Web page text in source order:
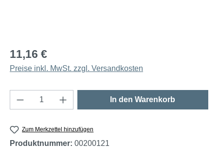
11,16 €
Preise inkl. MwSt. zzgl. Versandkosten
Produkt Anzahl: Gib den gewünschten
In den Warenkorb
Zum Merkzettel hinzufügen
Produktnummer: 00200121